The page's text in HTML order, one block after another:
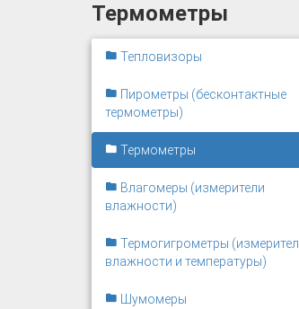
Термометры
Тепловизоры
Пирометры (бесконтактные
термометры)
Термометры
Влагомеры (измерители
влажности)
Термогигрометры
влажности и температуры)
Шумомеры